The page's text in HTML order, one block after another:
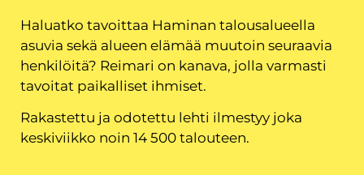
Haluatko tavoittaa Haminan talousalueella
asuvia sekä alueen elämää muutoin seuraavia
henkilöitä? Reimari on kanava, jolla varmasti
tavoitat paikalliset ihmiset.
Rakastettu ja odotettu lehti ilmestyy joka
keskiviikko noin 14 500 talouteen.